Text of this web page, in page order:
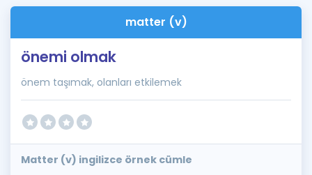
Kampanyalar
Blog
matter (v)
önemi olmak
önem taşımak, olanları etkilemek
Matter (v) ingilizce örnek cümle